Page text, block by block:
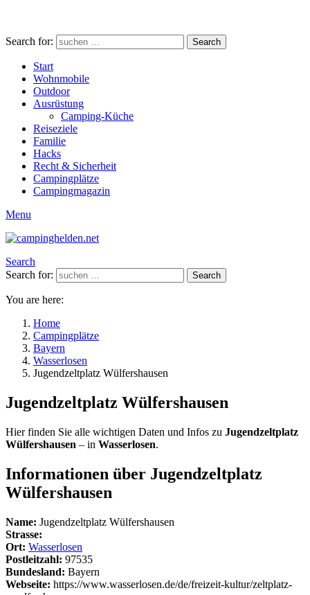
Search for: Search
Start
Wohnmobile
Outdoor
Ausrüstung
Camping-Küche
Reiseziele
Familie
Hacks
Recht & Sicherheit
Campingplätze
Campingmagazin
Menu
Search
Search for:
Search
You are here:
Home
Campingplätze
Bayern
Wasserlosen
Jugendzeltplatz Wülfershausen
Jugendzeltplatz Wülfershausen
Hier finden Sie alle wichtigen Daten und Infos zu Jugendzeltplatz
Wülfershausen – in Wasserlosen.
Informationen über Jugendzeltplatz
Wülfershausen
Name: Jugendzeltplatz Wülfershausen
Strasse:
Ort: Wasserlosen
Postleitzahl: 97535
Bundesland: Bayern
Webseite: https://www.wasserlosen.de/de/freizeit-kultur/zeltplatz-